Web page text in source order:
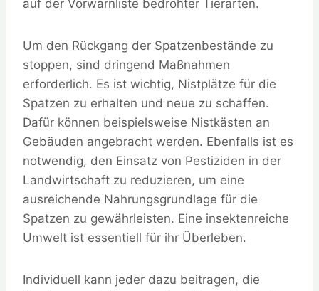
auf der Vorwarnliste bedrohter Tierarten.
Um den Rückgang der Spatzenbestände zu
stoppen, sind dringend Maßnahmen
erforderlich. Es ist wichtig, Nistplätze für die
Spatzen zu erhalten und neue zu schaffen.
Dafür können beispielsweise Nistkästen an
Gebäuden angebracht werden. Ebenfalls ist es
notwendig, den Einsatz von Pestiziden in der
Landwirtschaft zu reduzieren, um eine
ausreichende Nahrungsgrundlage für die
Spatzen zu gewährleisten. Eine insektenreiche
Umwelt ist essentiell für ihr Überleben.
Individuell kann jeder dazu beitragen, die